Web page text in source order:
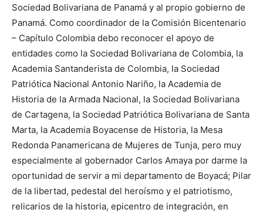
Sociedad Bolivariana de Panamá y al propio gobierno de
Panamá. Como coordinador de la Comisión Bicentenario
– Capítulo Colombia debo reconocer el apoyo de
entidades como la Sociedad Bolivariana de Colombia, la
Academia Santanderista de Colombia, la Sociedad
Patriótica Nacional Antonio Nariño, la Academia de
Historia de la Armada Nacional, la Sociedad Bolivariana
de Cartagena, la Sociedad Patriótica Bolivariana de Santa
Marta, la Academia Boyacense de Historia, la Mesa
Redonda Panamericana de Mujeres de Tunja, pero muy
especialmente al gobernador Carlos Amaya por darme la
oportunidad de servir a mi departamento de Boyacá; Pilar
de la libertad, pedestal del heroísmo y el patriotismo,
relicarios de la historia, epicentro de integración, en